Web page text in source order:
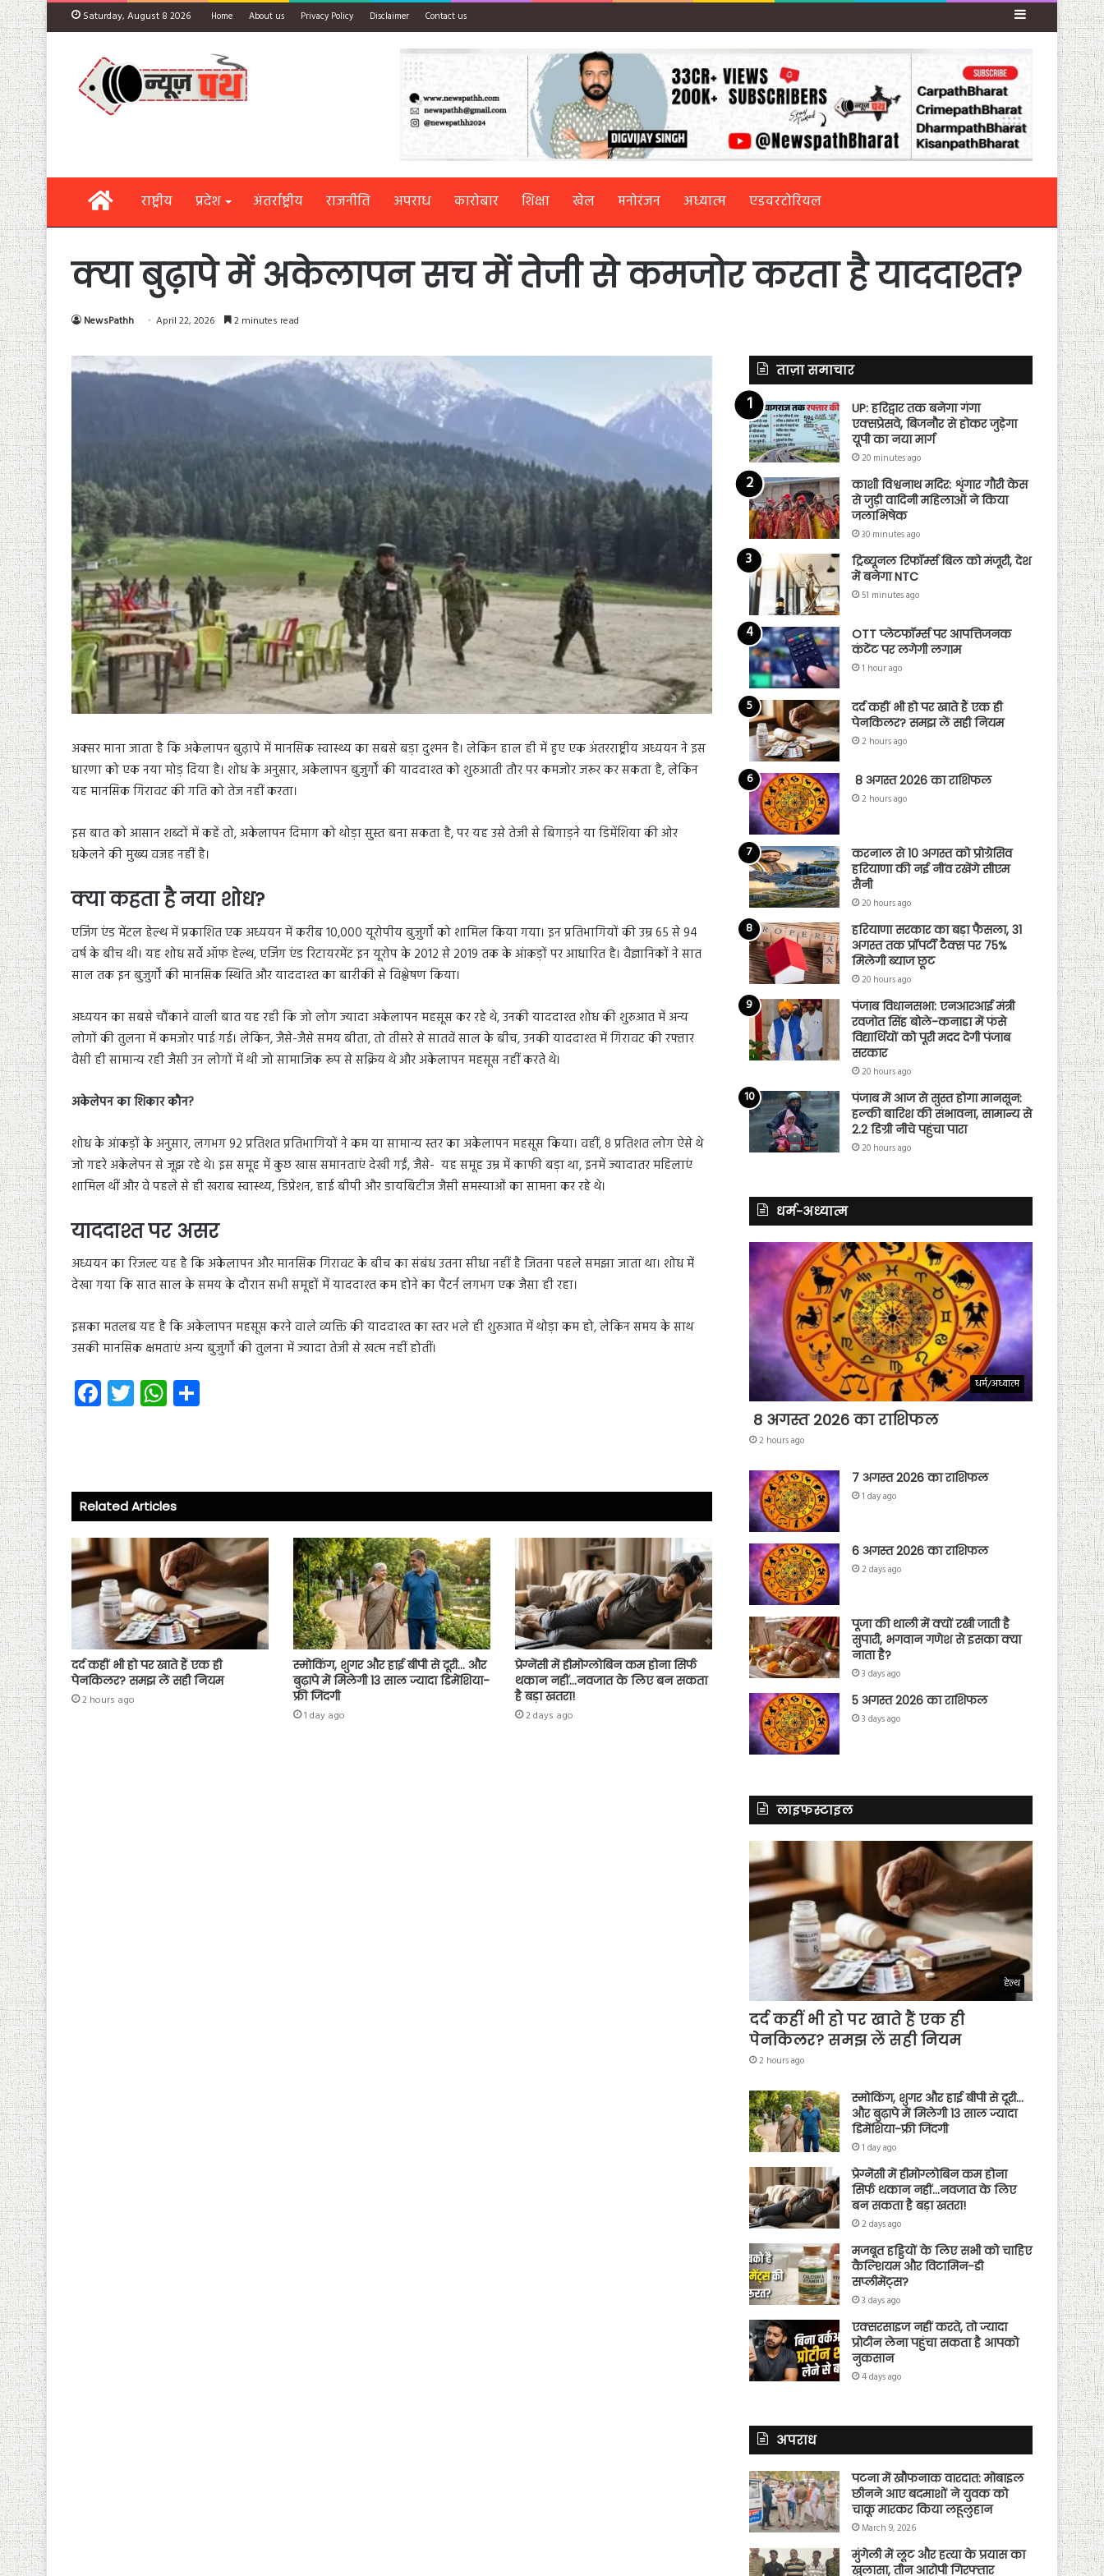
Saturday, August 8 2026 Home About us Privacy Policy Disclaimer Contact us Sidebar
Homeराष्ट्रीय प्रदेश अंतर्राष्ट्रीय राजनीति अपराध कारोबार शिक्षा खेल मनोरंजन अध्यात्म एडवरटोरियल
क्या बुढ़ापे में अकेलापन सच में तेजी से कमजोर करता है याददाश्त?
NewsPathh April 22, 2026 2 minutes read
अक्सर माना जाता है कि अकेलापन बुढ़ापे में मानसिक स्वास्थ्य का सबसे बड़ा दुश्मन है। लेकिन हाल ही में हुए एक अंतरराष्ट्रीय अध्ययन ने इस
धारणा को एक नया मोड़ दिया है। शोध के अनुसार, अकेलापन बुजुर्गों की याददाश्त को शुरुआती तौर पर कमजोर जरूर कर सकता है, लेकिन
यह मानसिक गिरावट की गति को तेज नहीं करता।
इस बात को आसान शब्दों में कहें तो, अकेलापन दिमाग को थोड़ा सुस्त बना सकता है, पर यह उसे तेजी से बिगाड़ने या डिमेंशिया की ओर
धकेलने की मुख्य वजह नहीं है।
क्या कहता है नया शोध?
एजिंग एंड मेंटल हेल्थ में प्रकाशित एक अध्ययन में करीब 10,000 यूरोपीय बुजुर्गों को शामिल किया गया। इन प्रतिभागियों की उम्र 65 से 94
वर्ष के बीच थी। यह शोध सर्वे ऑफ हेल्थ, एजिंग एंड रिटायरमेंट इन यूरोप के 2012 से 2019 तक के आंकड़ों पर आधारित है। वैज्ञानिकों ने सात
साल तक इन बुजुर्गों की मानसिक स्थिति और याददाश्त का बारीकी से विश्लेषण किया।
अध्ययन का सबसे चौंकाने वाली बात यह रही कि जो लोग ज्यादा अकेलापन महसूस कर रहे थे, उनकी याददाश्त शोध की शुरुआत में अन्य
लोगों की तुलना में कमजोर पाई गई। लेकिन, जैसे-जैसे समय बीता, तो तीसरे से सातवें साल के बीच, उनकी याददाश्त में गिरावट की रफ्तार
वैसी ही सामान्य रही जैसी उन लोगों में थी जो सामाजिक रूप से सक्रिय थे और अकेलापन महसूस नहीं करते थे।
अकेलेपन का शिकार कौन?
शोध के आंकड़ों के अनुसार, लगभग 92 प्रतिशत प्रतिभागियों ने कम या सामान्य स्तर का अकेलापन महसूस किया। वहीं, 8 प्रतिशत लोग ऐसे थे
जो गहरे अकेलेपन से जूझ रहे थे। इस समूह में कुछ खास समानताएं देखी गईं, जैसे- यह समूह उम्र में काफी बड़ा था, इनमें ज्यादातर महिलाएं
शामिल थीं और वे पहले से ही खराब स्वास्थ्य, डिप्रेशन, हाई बीपी और डायबिटीज जैसी समस्याओं का सामना कर रहे थे।
याददाश्त पर असर
अध्ययन का रिजल्ट यह है कि अकेलापन और मानसिक गिरावट के बीच का संबंध उतना सीधा नहीं है जितना पहले समझा जाता था। शोध में
देखा गया कि सात साल के समय के दौरान सभी समूहों में याददाश्त कम होने का पैटर्न लगभग एक जैसा ही रहा।
इसका मतलब यह है कि अकेलापन महसूस करने वाले व्यक्ति की याददाश्त का स्तर भले ही शुरुआत में थोड़ा कम हो, लेकिन समय के साथ
उसकी मानसिक क्षमताएं अन्य बुजुर्गों की तुलना में ज्यादा तेजी से खत्म नहीं होतीं।
Fa
ce
ok
T
wi
W
ha
p
p
Related Articles
दर्द कहीं भी हो पर खाते हैं एक ही
पेनकिलर? समझ लें सही नियम
2 hours ago
स्मोकिंग, शुगर और हाई बीपी से दूरी… और
बुढ़ापे में मिलेगी 13 साल ज्यादा डिमेंशिया-
फ्री जिंदगी
1 day ago
प्रेग्नेंसी में हीमोग्लोबिन कम होना सिर्फ
थकान नहीं…नवजात के लिए बन सकता
है बड़ा खतरा!
2 days ago
ताज़ा समाचार
UP: हरिद्वार तक बनेगा गंगा
एक्सप्रेसवे, बिजनौर से होकर जुड़ेगा
यूपी का नया मार्ग
20 minutes ago
काशी विश्वनाथ मदिर: शृंगार गौरी केस
से जुड़ी वादिनी महिलाओं ने किया
जलाभिषेक
30 minutes ago
ट्रिब्यूनल रिफॉर्म्स बिल को मंजूरी, देश
में बनेगा NTC
51 minutes ago
OTT प्लेटफॉर्म्स पर आपत्तिजनक
कंटेंट पर लगेगी लगाम
1 hour ago
दर्द कहीं भी हो पर खाते हैं एक ही
पेनकिलर? समझ लें सही नियम
2 hours ago
8 अगस्त 2026 का राशिफल
2 hours ago
करनाल से 10 अगस्त को प्रोग्रेसिव
हरियाणा की नई नींव रखेंगे सीएम
सैनी
20 hours ago
हरियाणा सरकार का बड़ा फैसला, 31
अगस्त तक प्रॉपर्टी टैक्स पर 75%
मिलेगी ब्याज छूट
20 hours ago
पंजाब विधानसभा: एनआरआई मंत्री
रवजोत सिंह बोले-कनाडा में फंसे
विद्यार्थियों को पूरी मदद देगी पंजाब
सरकार
20 hours ago
पंजाब में आज से सुस्त होगा मानसून:
हल्की बारिश की संभावना, सामान्य से
2.2 डिग्री नीचे पहुंचा पारा
20 hours ago
धर्म-अध्यात्म
धर्म/अध्यात्म
8 अगस्त 2026 का राशिफल
2 hours ago
7 अगस्त 2026 का राशिफल
1 day ago
6 अगस्त 2026 का राशिफल
2 days ago
पूजा की थाली में क्यों रखी जाती है
सुपारी, भगवान गणेश से इसका क्या
नाता है?
3 days ago
5 अगस्त 2026 का राशिफल
3 days ago
लाइफस्टाइल
हेल्थ
दर्द कहीं भी हो पर खाते हैं एक ही
पेनकिलर? समझ लें सही नियम
2 hours ago
स्मोकिंग, शुगर और हाई बीपी से दूरी…
और बुढ़ापे में मिलेगी 13 साल ज्यादा
डिमेंशिया-फ्री जिंदगी
1 day ago
प्रेग्नेंसी में हीमोग्लोबिन कम होना
सिर्फ थकान नहीं…नवजात के लिए
बन सकता है बड़ा खतरा!
2 days ago
मजबूत हड्डियों के लिए सभी को चाहिए
कैल्शियम और विटामिन-डी
सप्लीमेंट्स?
3 days ago
एक्सरसाइज नहीं करते, तो ज्यादा
प्रोटीन लेना पहुंचा सकता है आपको
नुकसान
4 days ago
अपराध
पटना में खौफनाक वारदात: मोबाइल
छीनने आए बदमाशों ने युवक को
चाकू मारकर किया लहूलुहान
March 9, 2026
मुंगेली में लूट और हत्या के प्रयास का
खुलासा, तीन आरोपी गिरफ्तार